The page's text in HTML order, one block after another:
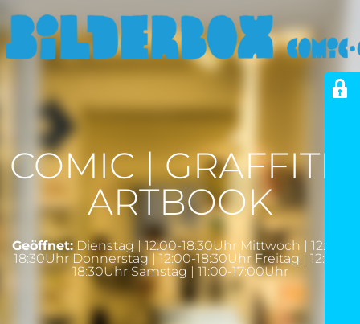
COMIC | GRAFFITI |
ARTBOOK
Geöffnet: Dienstag | 12:00-18:30Uhr Mittwoch | 12:00-
18:30Uhr Donnerstag | 12:00-18:30Uhr Freitag | 12:00-
18:30Uhr Samstag | 11:00-17:00Uhr